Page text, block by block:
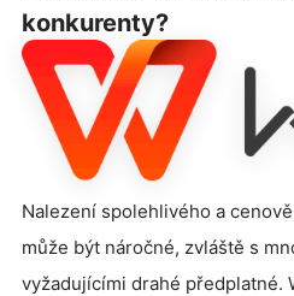
konkurenty?
Nalezení spolehlivého a
může být náročné, zvláště s
vyžadujícími drahé předplatné.